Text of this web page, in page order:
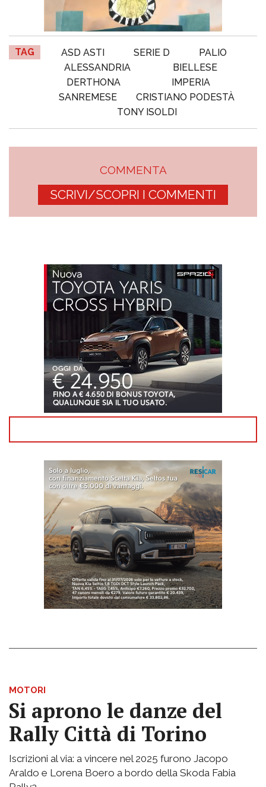
TAG ASD ASTI SERIE D
PALIO
ALESSANDRIA
BIELLESE
DERTHONA
IMPERIA
SANREMESE
CRISTIANO PODESTÀ
TONY ISOLDI
COMMENTA
SCRIVI/SCOPRI I COMMENTI
MOTORI
Si aprono le danze del
Rally Città di Torino
Iscrizioni al via: a vincere nel 2025 furono Jacopo
Araldo e Lorena Boero a bordo della Skoda Fabia